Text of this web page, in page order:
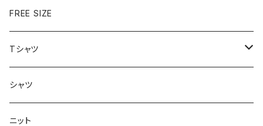
FREE SIZE
Tシャツ
半袖
ロングTシャツ
シャツ
ニット